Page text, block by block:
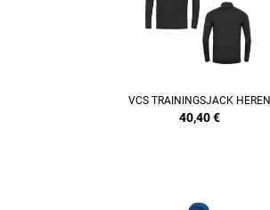
VCS TRAININGSJACK HEREN
40,40€